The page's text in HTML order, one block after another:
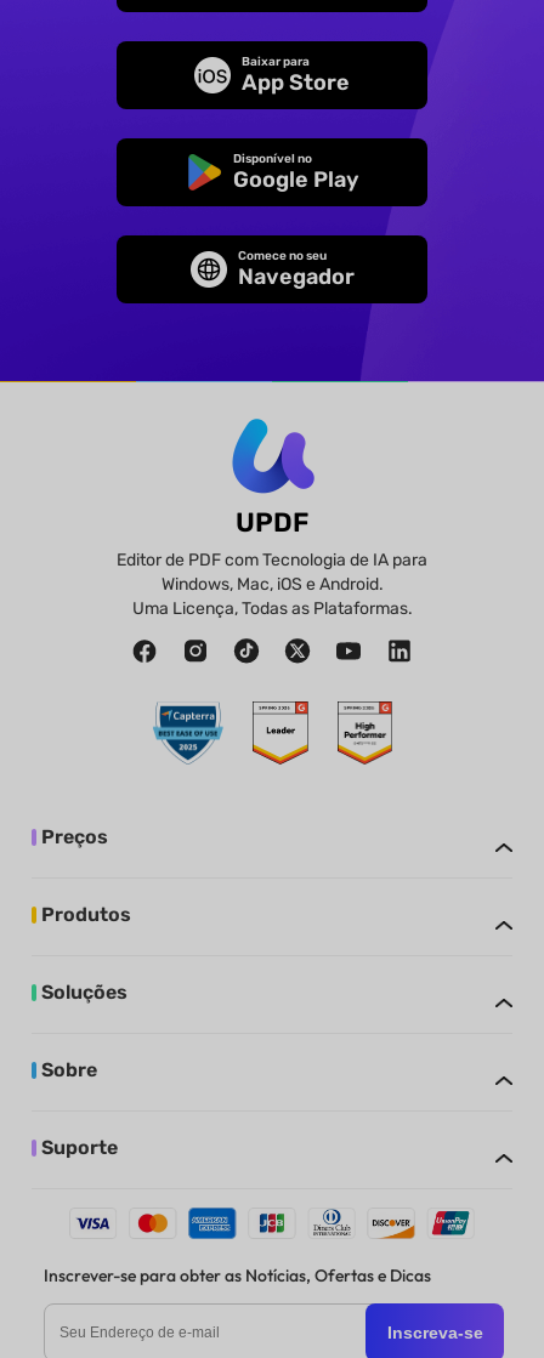
Baixar para
App Store
Disponível no
Google Play
Comece no seu
Navegador
UPDF
Editor de PDF com Tecnologia de IA para
Windows, Mac, iOS e Android.
Uma Licença, Todas as Plataformas.
Preços
Produtos
Soluções
Sobre
Suporte
Inscrever-se para obter as Notícias, Ofertas e Dicas
Inscreva-se